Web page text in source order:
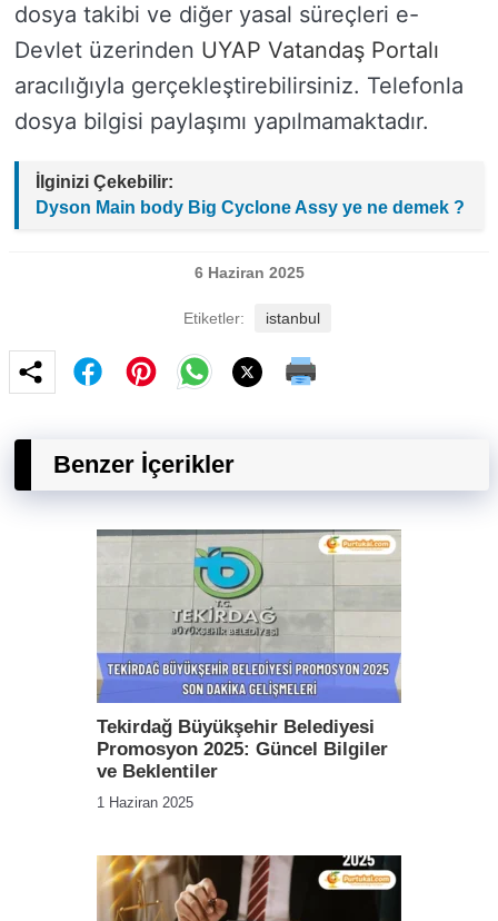
dosya takibi ve diğer yasal süreçleri e-
Devlet üzerinden UYAP Vatandaş Portalı
aracılığıyla gerçekleştirebilirsiniz. Telefonla
dosya bilgisi paylaşımı yapılmamaktadır.
İlginizi Çekebilir:
Dyson Main body Big Cyclone Assy ye ne demek ?
6 Haziran 2025
Etiketler: istanbul
Benzer İçerikler
Tekirdağ Büyükşehir Belediyesi
Promosyon 2025: Güncel Bilgiler
ve Beklentiler
1 Haziran 2025